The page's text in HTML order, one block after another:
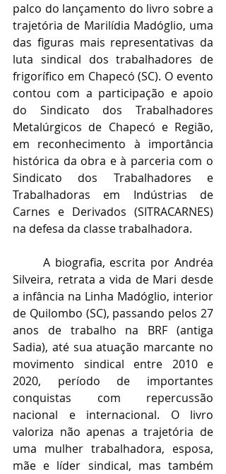
palco do lançamento do livro sobre a
trajetória de Marilídia Madóglio, uma
das figuras mais representativas da
luta sindical dos trabalhadores de
frigorífico em Chapecó (SC). O evento
contou com a participação e apoio
do Sindicato dos Trabalhadores
Metalúrgicos de Chapecó e Região,
em reconhecimento à importância
histórica da obra e à parceria com o
Sindicato dos Trabalhadores e
Trabalhadoras em Indústrias de
Carnes e Derivados (SITRACARNES)
na defesa da classe trabalhadora.
Silveira, retrata a vida de Mari desde
a infância na Linha Madóglio, interior
de Quilombo (SC), passando pelos 27
anos de trabalho na BRF (antiga
Sadia), até sua atuação marcante no
movimento sindical entre 2010 e
2020, período de importantes
conquistas com repercussão
nacional e internacional. O livro
valoriza não apenas a trajetória de
uma mulher trabalhadora, esposa,
mãe e líder sindical, mas também